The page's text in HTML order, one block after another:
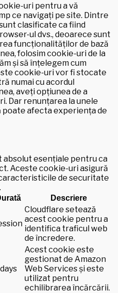
uri pentru a vă
ce navigați pe site. Dintre
clasificate ca fiind
ul dvs., deoarece sunt
funcționalităților de bază
folosim cookie-uri de la
și să înțelegem cum
cookie-uri vor fi stocate
numai cu acordul
aveți opțiunea de a
Dar renunțarea la unele
afecta experiența de
esențiale pentru ca
Aceste cookie-uri asigură
de securitate
Descriere
Cloudflare setează
acest cookie pentru a
identifica traficul web
de încredere.
Acest cookie este
gestionat de Amazon
Web Services și este
utilizat pentru
echilibrarea încărcării.